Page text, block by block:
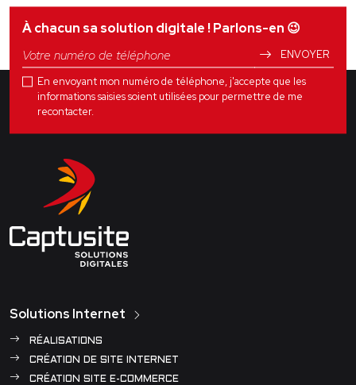
À chacun sa solution digitale ! Parlons-en 😉
ENVOYER
En envoyant mon numéro de téléphone, j'accepte que les
informations saisies soient utilisées pour permettre de me
recontacter.
Solutions Internet
RÉALISATIONS
CRÉATION DE SITE INTERNET
CRÉATION SITE E-COMMERCE